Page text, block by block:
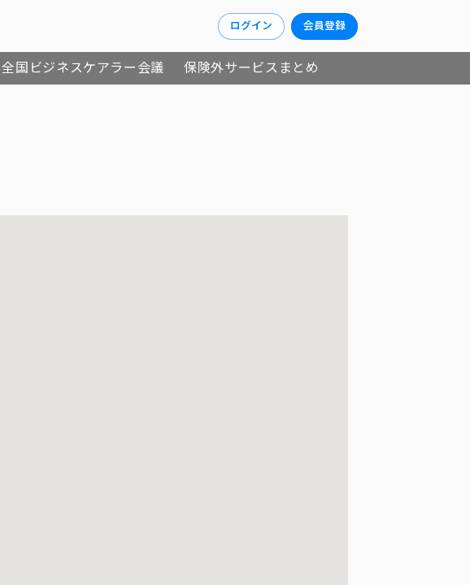
ログイン 会員登録
全国ビジネスケアラー会議 保険外サービスまとめ